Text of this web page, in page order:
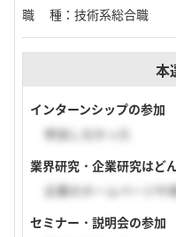
職種 ： 技術系総合職
本
インターンシップの参加
参加しなかった
業界研究・企業研究はど
企業のホームページや
セミナー・説明会の参加